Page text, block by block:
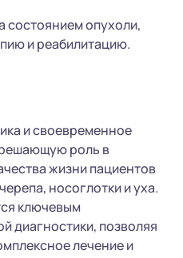
состоянием опухоли,
и реабилитацию.
и своевременное
роль в
жизни пациентов
носоглотки и уха.
ключевым
диагностики, позволяя
лечение и